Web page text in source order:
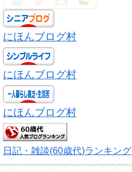
にほんブログ村
にほんブログ村
にほんブログ村
日記・雑談(60歳代)ランキング